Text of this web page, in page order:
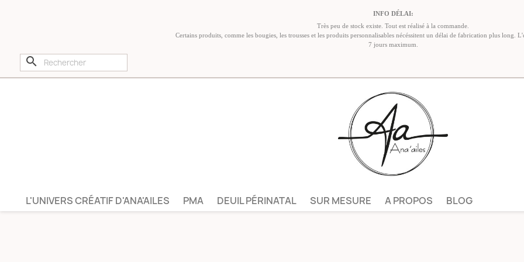
INFO DÉLAI:
Très peu de stock existe. Tout est réalisé à la commande.
Certains produits, comme les bougies, les trousses et les produits personnalisables nécéssitent un délai de fabrication plus long.
7 jours maximum.
L'UNIVERS CRÉATIF D'ANA'AILES PMA DEUIL PÉRINATAL SUR MESURE A PROPOS BLOG
search